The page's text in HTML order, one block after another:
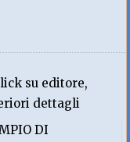
su editore,
dettagli
DI